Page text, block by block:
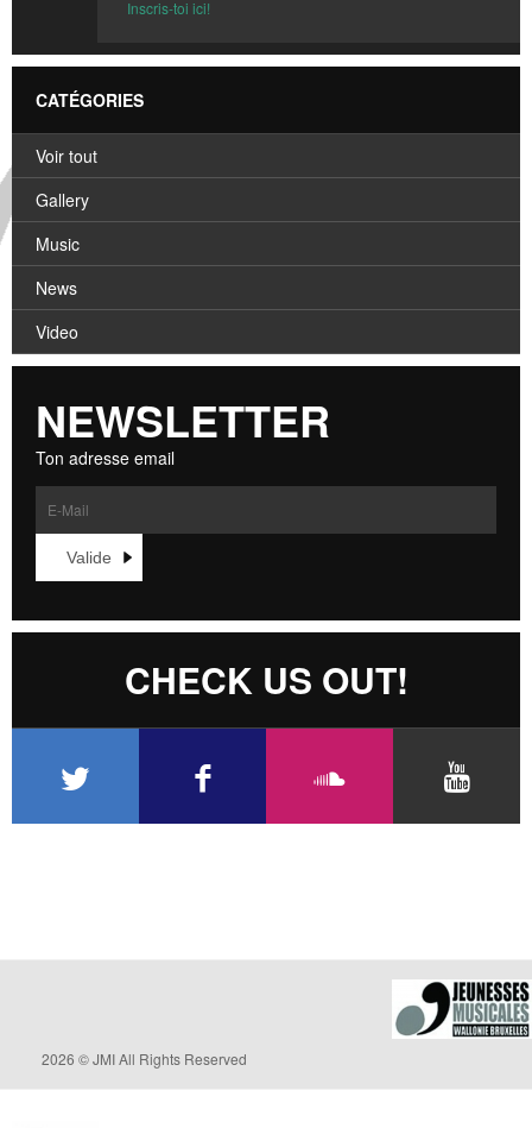
Inscris-toi ici!
CATÉGORIES
Voir tout
Gallery
Music
News
Video
NEWSLETTER
Ton adresse email
CHECK US OUT!
2026 © JMI All Rights Reserved